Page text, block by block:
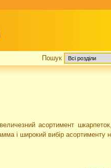
Пошук
асортимент
і широкий вибір асортименту